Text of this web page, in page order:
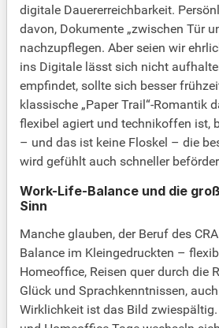
digitale Dauererreichbarkeit.
davon, Dokumente „zwischen Tür
nachzupflegen. Aber seien wir
ins Digitale lässt sich nicht
empfindet, sollte sich besser
klassische „Paper Trail“-Romantik
flexibel agiert und technikoffen ist,
– und das ist keine Floskel – die
wird gefühlt auch schneller
Work-Life-Balance und die
Sinn
Manche glauben, der Beruf des
Balance im Kleingedruckten –
Homeoffice, Reisen quer durch die
Glück und Sprachkenntnissen,
Wirklichkeit ist das Bild